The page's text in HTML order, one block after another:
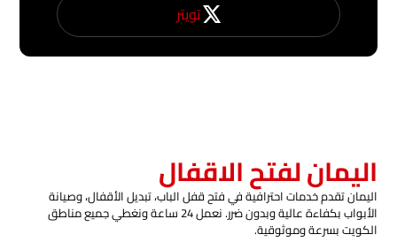
تويتر
اليمان لفتح الاقفال
اليمان تقدم خدمات احترافية في فتح قفل الباب، تبديل الأقفال، وصيانة
الأبواب بكفاءة عالية وبدون ضرر. نعمل 24 ساعة ونغطي جميع مناطق
الكويت بسرعة وموثوقية.